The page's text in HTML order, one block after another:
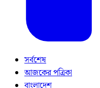
সর্বশেষ
আজকের পত্রিকা